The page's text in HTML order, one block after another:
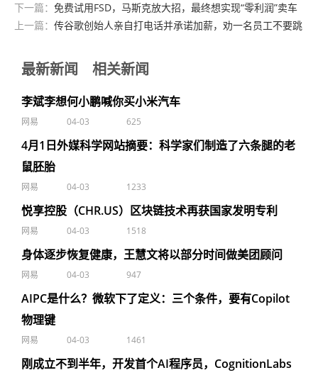
下一篇： 免费试用FSD，马斯克放大招，最终想实现“零利润”卖车
上一篇： 传谷歌创始人亲自打电话并承诺加薪，劝一名员工不要跳
最新新闻 相关新闻
李斌李想何小鹏喊你买小米汽车
网易 04-03 625
4月1日外媒科学网站摘要：科学家们制造了六条腿的老
鼠胚胎
网易 04-03 1233
悦享控股（CHR.US）区块链技术再获国家发明专利
网易 04-03 1518
身体逐步恢复健康，王慧文将以部分时间做美团顾问
网易 04-03 947
AIPC是什么？微软下了定义：三个条件，要有Copilot
物理键
网易 04-03 1461
刚成立不到半年，开发首个AI程序员，CognitionLabs